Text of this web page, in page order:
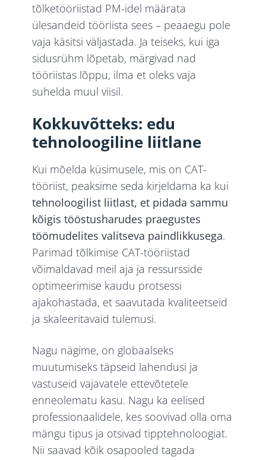
tõlketööriistad PM-idel määrata
ülesandeid tööriista sees – peaaegu pole
vaja käsitsi väljastada. Ja teiseks, kui iga
sidusrühm lõpetab, märgivad nad
tööriistas lõppu, ilma et oleks vaja
suhelda muul viisil.
Kokkuvõtteks: edu
tehnoloogiline liitlane
Kui mõelda küsimusele, mis on CAT-
tööriist, peaksime seda kirjeldama ka kui
tehnoloogilist liitlast, et pidada sammu
kõigis tööstusharudes praegustes
töömudelites valitseva paindlikkusega.
Parimad tõlkimise CAT-tööriistad
võimaldavad meil aja ja ressursside
optimeerimise kaudu protsessi
ajakohastada, et saavutada kvaliteetseid
ja skaleeritavaid tulemusi.
Nagu nägime, on globaalseks
muutumiseks täpseid lahendusi ja
vastuseid vajavatele ettevõtetele
enneolematu kasu. Nagu ka eelised
professionaalidele, kes soovivad olla oma
mängu tipus ja otsivad tipptehnoloogiat.
Nii saavad kõik osapooled tagada